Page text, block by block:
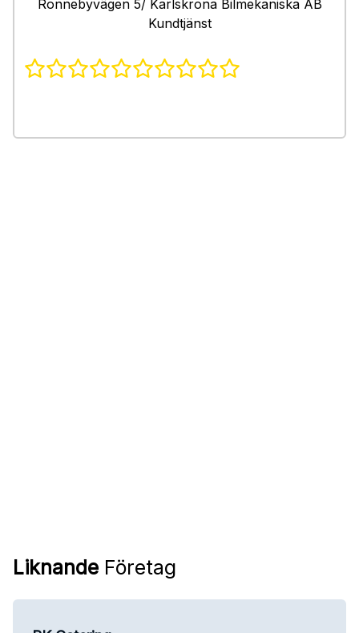
Ronnebyvägen 5/ Karlskrona Bilmekaniska AB
Kundtjänst
Liknande Företag